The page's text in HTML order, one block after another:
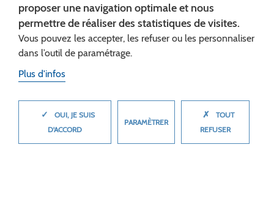
29 septembre 2025
Développement des territoires
ÉGLISE D’ENGLANCOURT : FORTIFIÉE ET
RÉNOVÉE
proposer une navigation optimale et nous
permettre de réaliser des statistiques de visites.
Vous pouvez les accepter, les refuser ou les personnaliser
dans l’outil de paramétrage.
Plus d'infos
✓
OUI, JE SUIS
D'ACCORD
PARAMÈTRER
✗
TOUT
REFUSER
MASQUER